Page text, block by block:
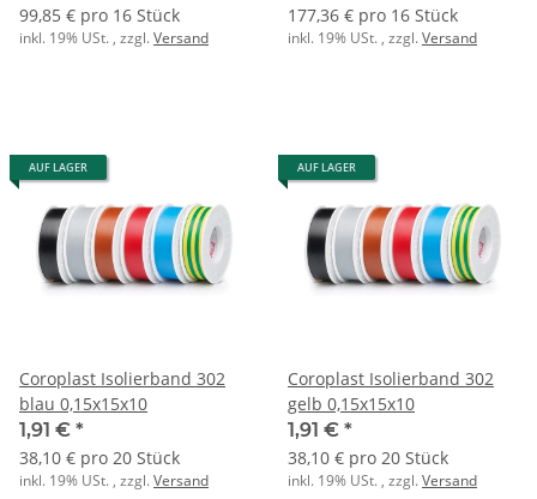
99,85 € pro 16 Stück
inkl. 19% USt. , zzgl.Versand
177,36 € pro 16 Stück
inkl. 19% USt. , zzgl.Versand
AUF LAGER
Coroplast Isolierband 302
blau 0,15x15x10
1,91 € *
38,10 € pro 20 Stück
inkl. 19% USt. , zzgl.Versand
AUF LAGER
Coroplast Isolierband 302
gelb 0,15x15x10
1,91 € *
38,10 € pro 20 Stück
inkl. 19% USt. , zzgl.Versand